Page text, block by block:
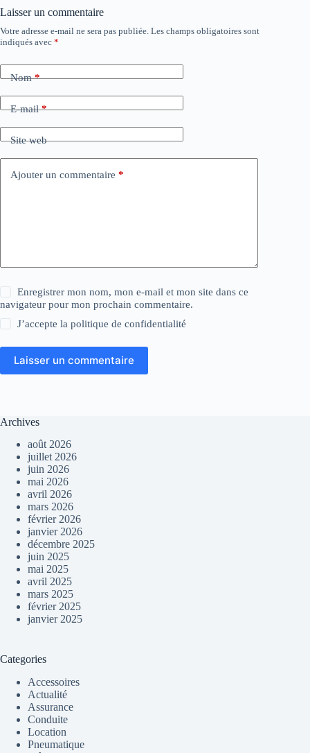
Laisser un commentaire
Votre adresse e-mail ne sera pas publiée. Les champs obligatoires sont
indiqués avec *
Nom*
E-mail*
Site web
Ajouter un commentaire *
Enregistrer mon nom, mon e-mail et mon site dans ce
navigateur pour mon prochain commentaire.
J’accepte lapolitique de confidentialité
Laisser un commentaire
Archives
août 2026
juillet 2026
juin 2026
mai 2026
avril 2026
mars 2026
février 2026
janvier 2026
décembre 2025
juin 2025
mai 2025
avril 2025
mars 2025
février 2025
janvier 2025
Categories
Accessoires
Actualité
Assurance
Conduite
Location
Pneumatique